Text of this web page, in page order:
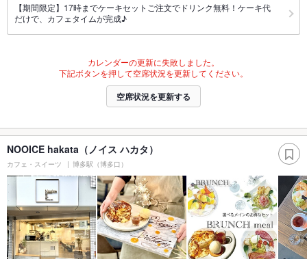
【期間限定】17時までケーキセットご注文でドリンク無料！ケーキ代
だけで、カフェタイムが完成♪
カレンダーの更新に失敗しました。
下記ボタンを押して空席状況を更新してください。
空席状況を更新する
NOOICE hakata（ノイス ハカタ）
カフェ・スイーツ 博多駅（博多口）